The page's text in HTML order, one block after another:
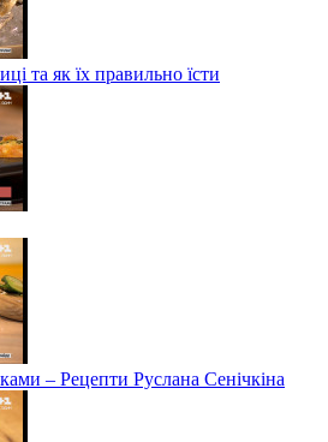
та як їх правильно їсти
– Рецепти Руслана Сенічкіна